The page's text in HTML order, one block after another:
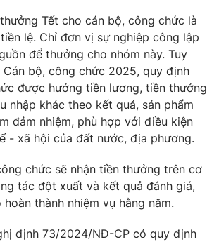
Podcast
Infographic
Tết cho cán bộ, công chức là
lệ. Chỉ đơn vị sự nghiệp công lập
để thưởng cho nhóm này. Tuy
Cán bộ, công chức 2025, quy định
được hưởng tiền lương, tiền thưởng
nhập khác theo kết quả, sản phẩm
đảm nhiệm, phù hợp với điều kiện
- xã hội của đất nước, địa phương.
chức sẽ nhận tiền thưởng trên cơ
tác đột xuất và kết quả đánh giá,
thành nhiệm vụ hằng năm.
định 73/2024/NĐ-CP có quy định